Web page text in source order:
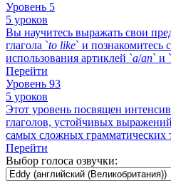
Уровень 5
5 уроков
Вы научитесь выражать свои
глагола `to like` и познакомитесь
использования артиклей `a/an` и `
Перейти
Уровень 93
5 уроков
Этот уровень посвящен
глаголов, устойчивых
самых сложных грамматических
Перейти
Выбор голоса озвучки: